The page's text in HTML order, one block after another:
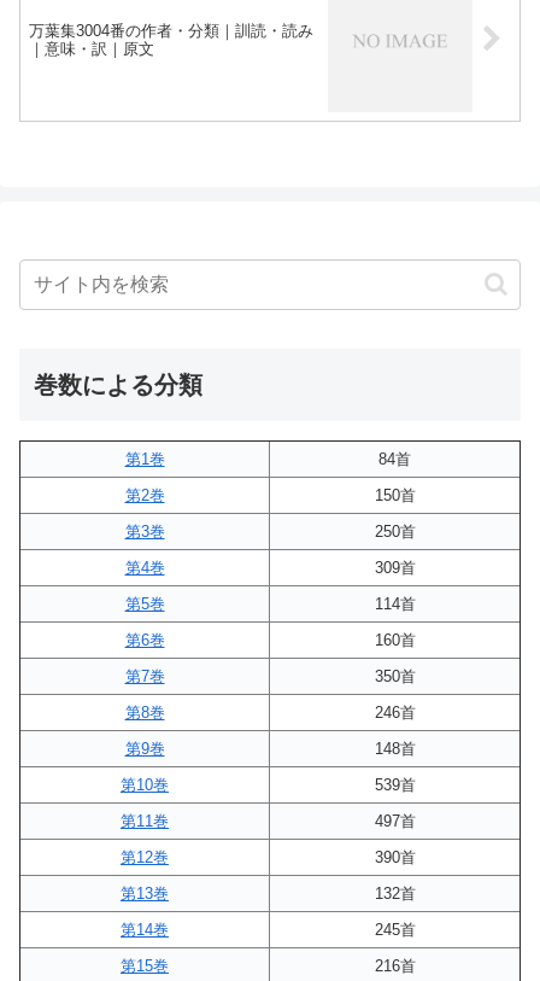
万葉集3004番の作者・分類｜訓読・読み
｜意味・訳｜原文
巻数による分類
第1巻
84首
第2巻
150首
第3巻
250首
第4巻
309首
第5巻
114首
第6巻
160首
第7巻
350首
第8巻
246首
第9巻
148首
第10巻
539首
第11巻
497首
第12巻
390首
第13巻
132首
第14巻
245首
第15巻
216首